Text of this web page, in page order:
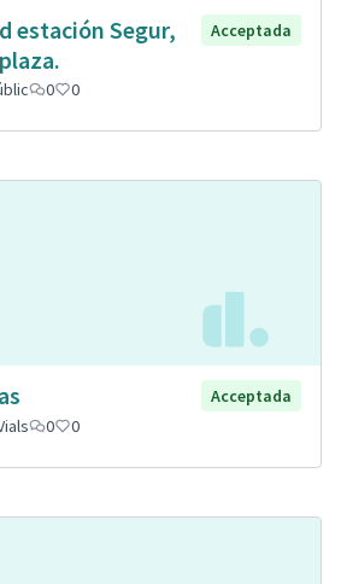
estación Segur,
Acceptada
0 0
Acceptada
0 0